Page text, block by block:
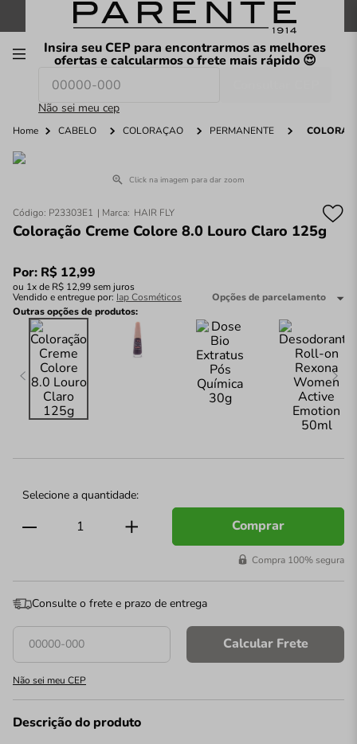
FRETE GRÁTIS nas compras a partir de R$199
Insira seu CEP para encontrarmos as melhores
ofertas e calcularmos o frete mais rápido 😍
Não sei meu cep
O que você procura hoje?
Home CABELO COLORAÇÃO PERMANENTE
Click na imagem para dar zoom
Código: P23303E1 HAIR FLY
Coloração Creme Colore 8.0 Louro Claro 125g
Por: R$ 12,99
ou 1x de R$ 12,99sem juros
Vendido e entregue por: Iap Cosméticos
Opções de parcelamento
Outras opções de produtos:
Comprar
Compra 100% segura
Consulte o frete e prazo de entrega
Calcular Frete
Não sei meu CEP
Descrição do produto